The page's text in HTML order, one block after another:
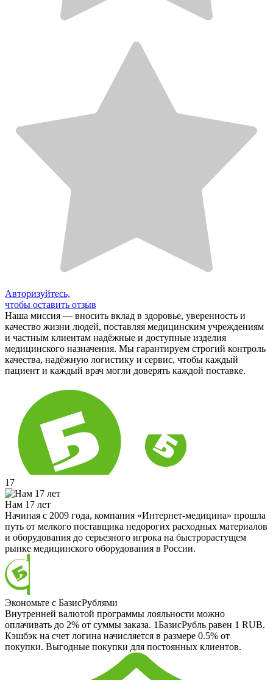
Авторизуйтесь,
чтобы оставить отзыв
Наша миссия — вносить вклад в здоровье, уверенность и
качество жизни людей, поставляя медицинским учреждениям
и частным клиентам надёжные и доступные изделия
медицинского назначения. Мы гарантируем строгий контроль
качества, надёжную логистику и сервис, чтобы каждый
пациент и каждый врач могли доверять каждой поставке.
17
Нам 17 лет
Начиная с 2009 года, компания «Интернет-медицина» прошла
путь от мелкого поставщика недорогих расходных материалов
и оборудования до серьезного игрока на быстрорастущем
рынке медицинского оборудования в России.
Экономьте с БазисРублями
Внутренней валютой программы лояльности можно
оплачивать до 2% от суммы заказа. 1БазисРубль равен 1 RUB.
Кэшбэк на счет логина начисляется в размере 0.5% от
покупки. Выгодные покупки для постоянных клиентов.